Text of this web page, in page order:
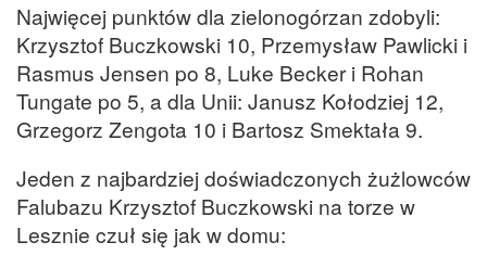
Najwięcej punktów dla zielonogórzan zdobyli:
Krzysztof Buczkowski 10, Przemysław Pawlicki i
Rasmus Jensen po 8, Luke Becker i Rohan
Tungate po 5, a dla Unii: Janusz Kołodziej 12,
Grzegorz Zengota 10 i Bartosz Smektała 9.
Jeden z najbardziej doświadczonych żużlowców
Falubazu Krzysztof Buczkowski na torze w
Lesznie czuł się jak w domu: